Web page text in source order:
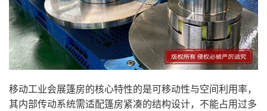
移动工业会展篷房的核心特性的是可移动性与空间利用率，
其内部传动系统需适配篷房紧凑的结构设计，不能占用过多